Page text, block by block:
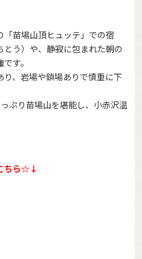
苗場山頂ヒュッテ」での宿
う）や、静寂に包まれた朝の
す。
、岩場や鎖場ありで慎重に下
ぷり苗場山を堪能し、小赤沢温
ちら☆↓